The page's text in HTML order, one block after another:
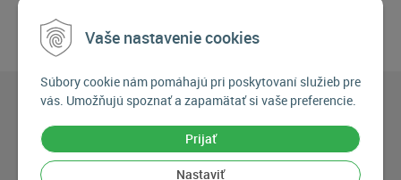
Vaše nastavenie cookies
Súbory cookie nám pomáhajú pri poskytovaní služieb pre
vás. Umožňujú spoznať a zapamätať si vaše preferencie.
Prijať
Nastaviť